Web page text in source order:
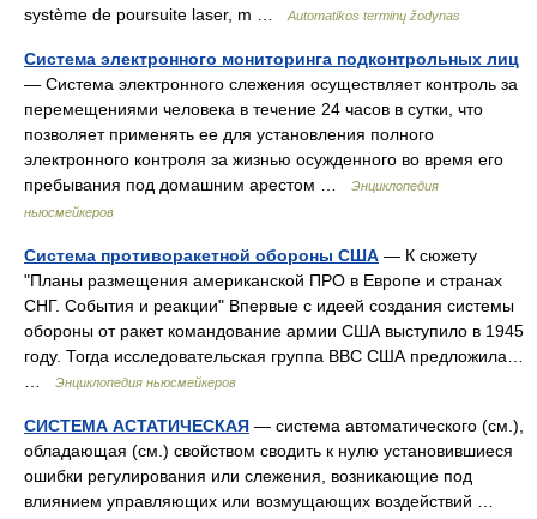
système de poursuite laser, m …
Automatikos terminų žodynas
Система электронного мониторинга подконтрольных лиц
— Система электронного слежения осуществляет контроль за
перемещениями человека в течение 24 часов в сутки, что
позволяет применять ее для установления полного
электронного контроля за жизнью осужденного во время его
пребывания под домашним арестом …
Энциклопедия
ньюсмейкеров
Система противоракетной обороны США — К сюжету
"Планы размещения американской ПРО в Европе и странах
СНГ. События и реакции" Впервые с идеей создания системы
обороны от ракет командование армии США выступило в 1945
году. Тогда исследовательская группа ВВС США предложила…
Энциклопедия ньюсмейкеров
СИСТЕМА АСТАТИЧЕСКАЯ — система автоматического (см.),
обладающая (см.) свойством сводить к нулю установившиеся
ошибки регулирования или слежения, возникающие под
влиянием управляющих или возмущающих воздействий …